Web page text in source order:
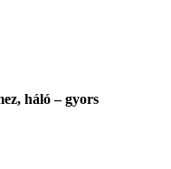
háló – gyors